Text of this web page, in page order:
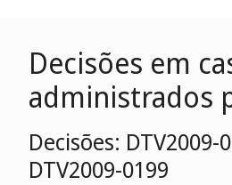
Decisões em
administrados
Decisões: DTV2009-
DTV2009-0199